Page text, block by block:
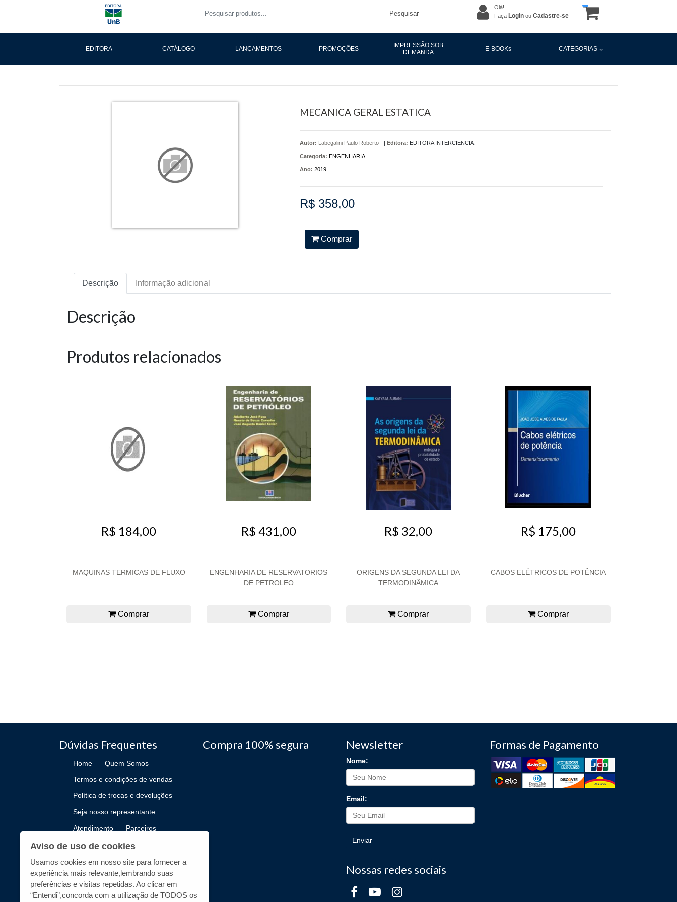
Pesquisar
Olá!
Faça Login ou Cadastre-se
EDITORA CATÁLOGO LANÇAMENTOS PROMOÇÕES
IMPRESSÃO SOB
DEMANDA
E-BOOKs CATEGORIAS
MECANICA GERAL ESTATICA
Autor: Labegalini Paulo Roberto | Editora: EDITORA INTERCIENCIA
Categoria: ENGENHARIA
Ano: 2019
R$ 358,00
Comprar
Descrição Informação adicional
Descrição
Produtos relacionados
R$ 184,00
MAQUINAS TERMICAS DE FLUXO
Comprar
R$ 431,00
ENGENHARIA DE RESERVATORIOS
DE PETROLEO
Comprar
R$ 32,00
ORIGENS DA SEGUNDA LEI DA
TERMODINÂMICA
Comprar
R$ 175,00
CABOS ELÉTRICOS DE POTÊNCIA
Comprar
Dúvidas Frequentes
Home Quem Somos
Termos e condições de vendas
Política de trocas e devoluções
Seja nosso representante
Atendimento Parceiros
Como Publicar
Compra 100% segura Newsletter
Nome:
Email:
Enviar
Nossas redes sociais
Formas de Pagamento
Aviso de uso de cookies
Usamos cookies em nosso site para fornecer a
experiência mais relevante,lembrando suas
preferências e visitas repetidas. Ao clicar em
“Entendi”,concorda com a utilização de TODOS os